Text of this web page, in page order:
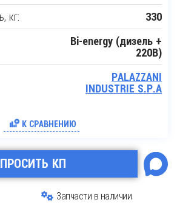
кг: 330
Bi-energy (дизель +
220В)
PALAZZANI
INDUSTRIE S.P.A
К СРАВНЕНИЮ
КП
Запчасти в наличии